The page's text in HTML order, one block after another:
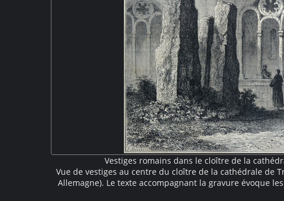
Vestiges romains dans le cloître de la
Vue de vestiges au centre du cloître de la cathédrale de
Allemagne). Le texte accompagnant la gravure évoque